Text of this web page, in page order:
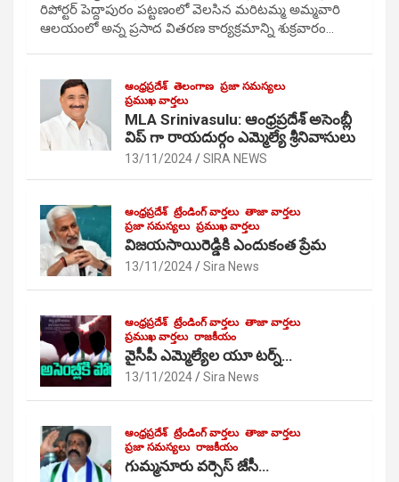
రిపోర్టర్ పెద్దాపురం పట్టణంలో వెలసిన మరిటమ్మ అమ్మవారి
ఆలయంలో అన్న ప్రసాద వితరణ కార్యక్రమాన్ని శుక్రవారం…
ఆంధ్రప్రదేశ్ తెలంగాణ ప్రజా సమస్యలు
ప్రముఖ వార్తలు
MLA Srinivasulu: ఆంధ్రప్రదేశ్ అసెంబ్లీ
విప్ గా రాయదుర్గం ఎమ్మెల్యే శ్రీనివాసులు
13/11/2024 SIRA NEWS
ఆంధ్రప్రదేశ్ ట్రేండింగ్ వార్తలు తాజా వార్తలు
ప్రజా సమస్యలు ప్రముఖ వార్తలు
విజయసాయిరెడ్డికి ఎందుకంత ప్రేమ
13/11/2024 Sira News
ఆంధ్రప్రదేశ్ ట్రేండింగ్ వార్తలు తాజా వార్తలు
ప్రముఖ వార్తలు రాజకీయం
వైసీపీ ఎమ్మెల్యేల యూ టర్న్…
13/11/2024 Sira News
ఆంధ్రప్రదేశ్ ట్రేండింగ్ వార్తలు తాజా వార్తలు
ప్రజా సమస్యలు రాజకీయం
గుమ్మనూరు వర్సెస్ జేసీ…